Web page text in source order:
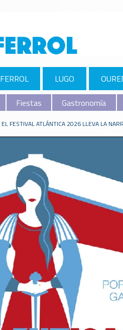
FERROL LUGO
Fiestas Gastronomía
EL FESTIVAL ATLÁNTICA 2026 LLEVA LA